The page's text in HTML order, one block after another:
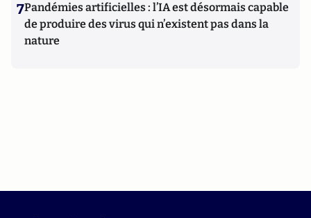
7Pandémies artificielles : l’IA est désormais capable
de produire des virus qui n’existent pas dans la
nature